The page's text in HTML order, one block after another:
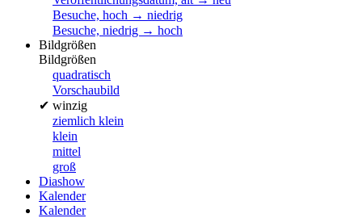
Besuche, hoch → niedrig
Besuche, niedrig → hoch
Bildgrößen
Bildgrößen
quadratisch
Vorschaubild
✔ winzig
ziemlich klein
klein
mittel
groß
Diashow
Kalender
Kalender